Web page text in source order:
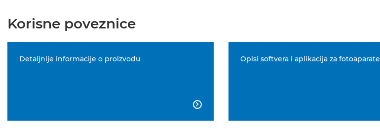
Korisne poveznice
Detaljnije informacije o proizvodu

Opisi softvera i aplikacija za fotoaparate